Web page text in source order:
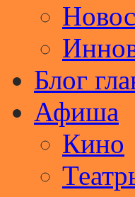
Блог
Афиша
Кино